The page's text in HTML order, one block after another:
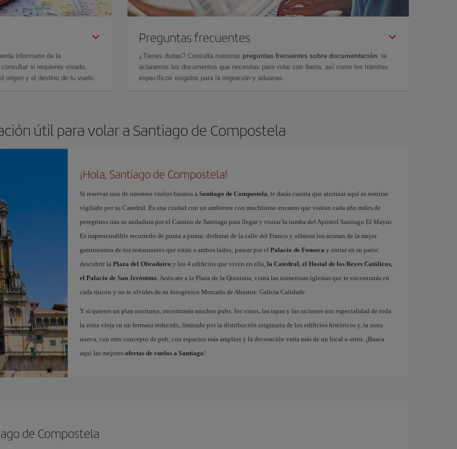
informarte de la
si requieres visado,
origen y el destino de tu vuelo.
Preguntas frecuentes
¿Tienes dudas? Consulta nuestras preguntas frecuentes sobre documentación: te
aclaramos los documentos que necesitas para volar con Iberia, así como los trámites
específicos exigidos para la migración y aduanas.
útil para volar a Santiago de Compostela
¡Hola, Santiago de Compostela!
Si reservas uno de nuestros vuelos baratos a Santiago de Compostela, te darás cuenta que aterrizar aquí es sentirse
vigilado por su Catedral. Es una ciudad con un ambiente con muchísimo encanto que visitan cada año miles de
peregrinos tras su andadura por el Camino de Santiago para llegar y visitar la tumba del Apóstol Santiago El Mayor.
Es imprescindible recorrerlo de punta a punta: disfrutar de la calle del Franco y olfatear los aromas de la mejor
gastronomía de los restaurantes que están a ambos lados; pasear por el Palacio de Fonseca y entrar en su patio;
descubrir la Plaza del Obradoiro y los 4 edificios que viven en ella, la Catedral, el Hostal de los Reyes Católicos,
el Palacio de San Jerónimo. Acércate a la Plaza de la Quintana, visita las numerosas iglesias que te encontrarás en
cada rincón y no te olvides de su fotogénico Mercado de Abastos: Galicia Calidade.
Y si quieres un plan nocturno, encontrarás muchos pubs: los vinos, las tapas y las raciones son especialidad de toda
la zona vieja en un formato reducido, limitado por la distribución originaria de los edificios históricos y, la zona
nueva, con otro concepto de pub, con espacios más amplios y la decoración varía más de un local a otros. ¡Busca
aquí las mejores ofertas de vuelos a Santiago!
de Compostela